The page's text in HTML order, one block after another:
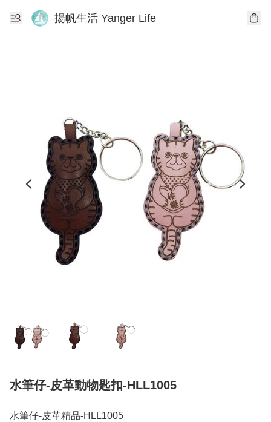
揚帆生活 Yanger Life
水筆仔-皮革動物匙扣-HLL1005
水筆仔-皮革精品-HLL1005